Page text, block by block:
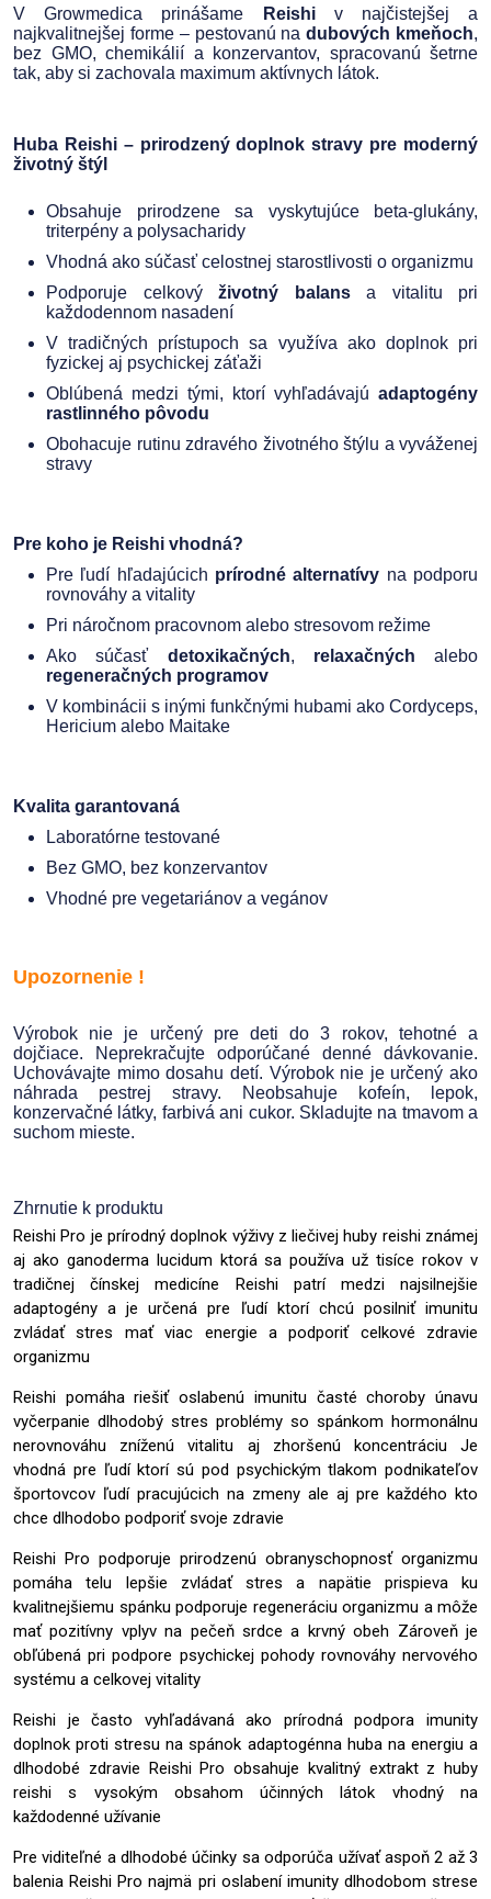
V Growmedica prinášame Reishiv najčistejšej a
najkvalitnejšej forme – pestovanú nadubových kmeňoch,
bez GMO, chemikálií a konzervantov, spracovanú šetrne
tak, aby si zachovala maximum aktívnych látok.
Huba Reishi – prirodzený doplnok stravy pre moderný
životný štýl
Obsahuje prirodzene sa vyskytujúce beta-glukány,
triterpény a polysacharidy
Vhodná ako súčasť celostnej starostlivosti o organizmu
Podporuje celkový životný balansa vitalitu pri
každodennom nasadení
V tradičných prístupoch sa využíva ako doplnok pri
fyzickej aj psychickej záťaži
Oblúbená medzi tými, ktorí vyhľadávajú adaptogény
rastlinného pôvodu
Obohacuje rutinu zdravého životného štýlu a vyváženej
stravy
Pre koho je Reishi vhodná?
Pre ľudí hľadajúcich prírodné alternatívy na podporu
rovnováhy a vitality
Pri náročnom pracovnom alebo stresovom režime
Ako súčasť detoxikačných, relaxačných alebo
regeneračných programov
V kombinácii s inými funkčnými hubami ako Cordyceps,
Hericium alebo Maitake
Kvalita garantovaná
Laboratórne testované
Bez GMO, bez konzervantov
Vhodné pre vegetariánov a vegánov
Upozornenie !
Výrobok nie je určený pre deti do 3 rokov, tehotné a
dojčiace. Neprekračujte odporúčané denné dávkovanie.
Uchovávajte mimo dosahu detí. Výrobok nie je určený ako
náhrada pestrej stravy. Neobsahuje kofeín, lepok,
konzervačné látky, farbivá ani cukor. Skladujte na tmavom a
suchom mieste.
Zhrnutie k produktu
Reishi Pro je prírodný doplnok výživy z liečivej huby reishi známej
aj ako ganoderma lucidum ktorá sa používa už tisíce rokov v
tradičnej čínskej medicíne Reishi patrí medzi najsilnejšie
adaptogény a je určená pre ľudí ktorí chcú posilniť imunitu
zvládať stres mať viac energie a podporiť celkové zdravie
organizmu
Reishi pomáha riešiť oslabenú imunitu časté choroby únavu
vyčerpanie dlhodobý stres problémy so spánkom hormonálnu
nerovnováhu zníženú vitalitu aj zhoršenú koncentráciu Je
vhodná pre ľudí ktorí sú pod psychickým tlakom podnikateľov
športovcov ľudí pracujúcich na zmeny ale aj pre každého kto
chce dlhodobo podporiť svoje zdravie
Reishi Pro podporuje prirodzenú obranyschopnosť organizmu
pomáha telu lepšie zvládať stres a napätie prispieva ku
kvalitnejšiemu spánku podporuje regeneráciu organizmu a môže
mať pozitívny vplyv na pečeň srdce a krvný obeh Zároveň je
obľúbená pri podpore psychickej pohody rovnováhy nervového
systému a celkovej vitality
Reishi je často vyhľadávaná ako prírodná podpora imunity
doplnok proti stresu na spánok adaptogénna huba na energiu a
dlhodobé zdravie Reishi Pro obsahuje kvalitný extrakt z huby
reishi s vysokým obsahom účinných látok vhodný na
každodenné užívanie
Pre viditeľné a dlhodobé účinky sa odporúča užívať aspoň 2 až 3
balenia Reishi Pro najmä pri oslabení imunity dlhodobom strese